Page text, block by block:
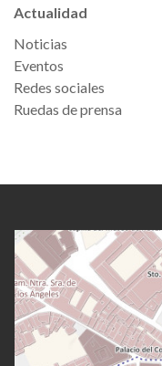
Actualidad
Noticias
Eventos
Redes sociales
Ruedas de prensa